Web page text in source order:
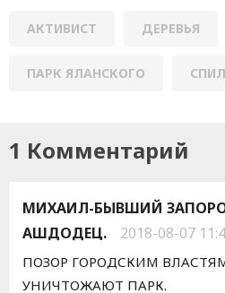
АКТИВИСТ ДЕРЕВЬЯ
ПАРК ЯЛАНСКОГО СПИЛ
1 Комментарий
МИХАИЛ-БЫВШИЙ
АШДОДЕЦ.
2018-08-07
ПОЗОР ГОРОДСКИМ
УНИЧТОЖАЮТ ПАРК.